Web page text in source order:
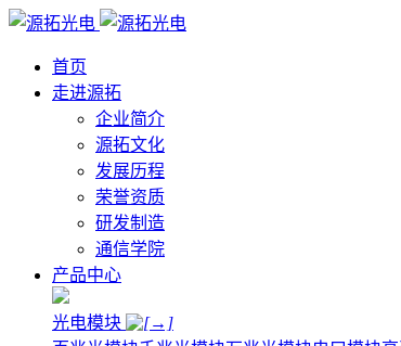
首页
走进源拓
企业简介
源拓文化
发展历程
荣誉资质
研发制造
通信学院
产品中心
光电模块